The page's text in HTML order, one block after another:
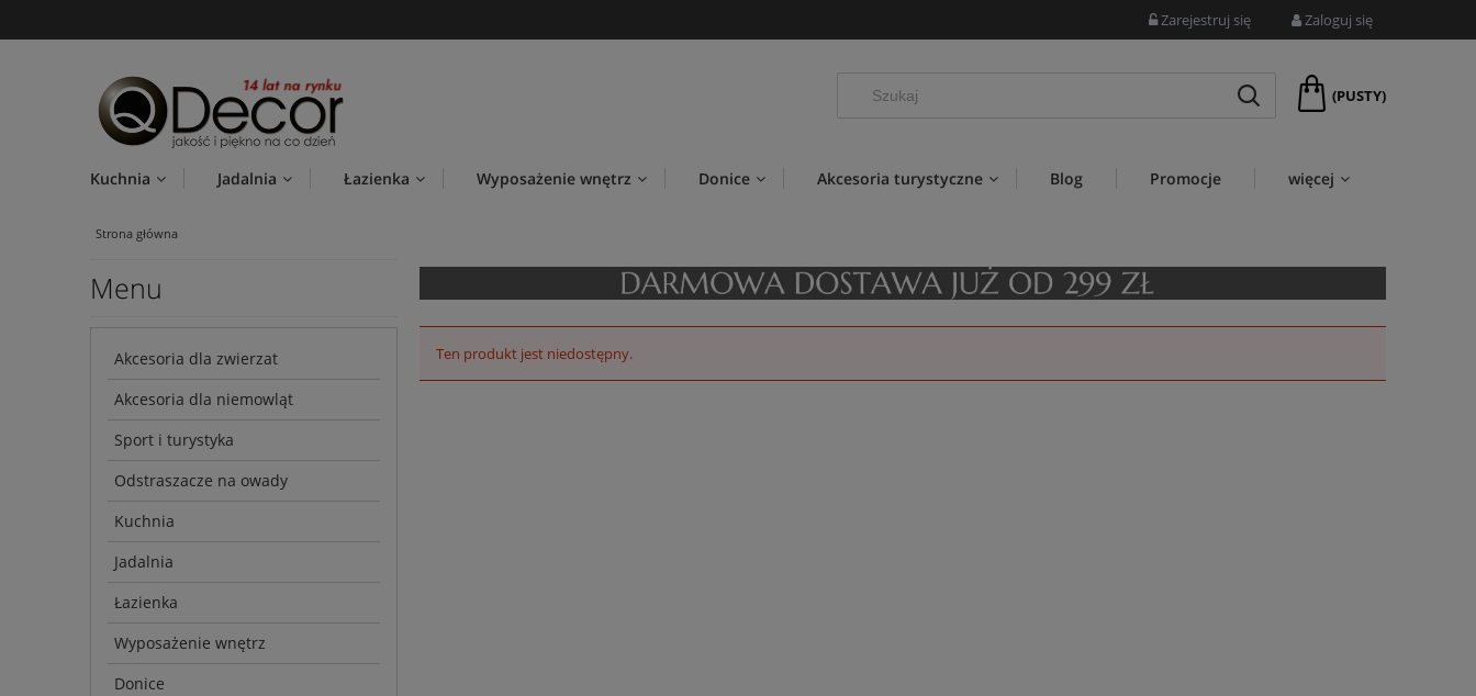
Zarejestruj się Zaloguj się
(PUSTY)
Kuchnia Jadalnia Łazienka Wyposażenie wnętrz Donice Akcesoria turystyczne Blog Promocje więcej
Strona główna
Menu
Akcesoria dla zwierzat
Akcesoria dla niemowląt
Sport i turystyka
Odstraszacze na owady
Kuchnia
Jadalnia
Łazienka
Wyposażenie wnętrz
Donice
Ten produkt jest niedostępny.